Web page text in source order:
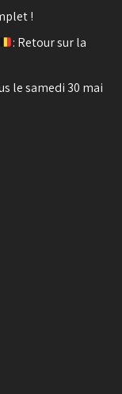
!
: Retour sur la
le samedi 30 mai